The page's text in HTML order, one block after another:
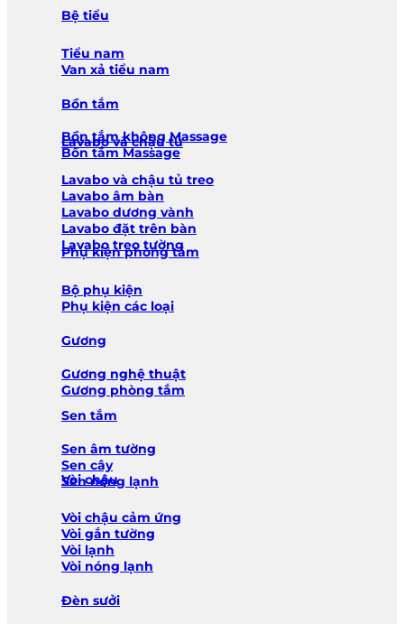
Bệ tiểu
Tiểu nam
Van xả tiểu nam
Bồn tắm
Bồn tắm không Massage
Bồn tắm Massage
Lavabo và chậu tủ
Lavabo và chậu tủ treo
Lavabo âm bàn
Lavabo dương vành
Lavabo đặt trên bàn
Lavabo treo tường
Phụ kiện phòng tắm
Bộ phụ kiện
Phụ kiện các loại
Gương
Gương nghệ thuật
Gương phòng tắm
Sen tắm
Sen âm tường
Sen cây
Sen nóng lạnh
Vòi chậu
Vòi chậu cảm ứng
Vòi gắn tường
Vòi lạnh
Vòi nóng lạnh
Đèn sưởi